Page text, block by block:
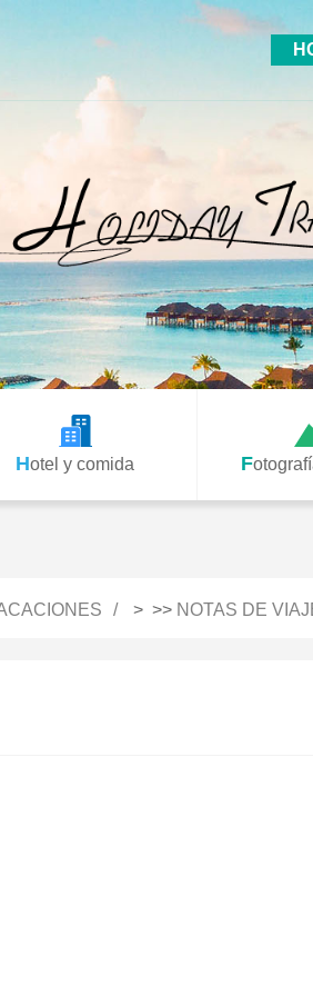
Hotel y comida
> >> NOTAS DE